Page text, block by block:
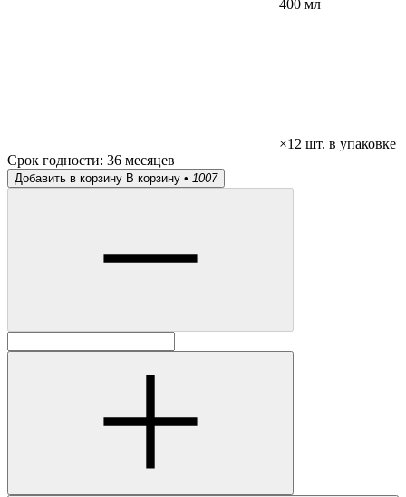
400 мл
×12 шт. в упаковке
Срок годности: 36 месяцев
Добавить в корзину В корзину • 1007